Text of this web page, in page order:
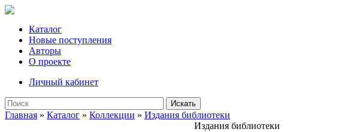
Каталог
Новые поступления
Авторы
О проекте
Личный кабинет
Искать
Главная » Каталог » Коллекции » Издания библиотеки
Издания библиотеки